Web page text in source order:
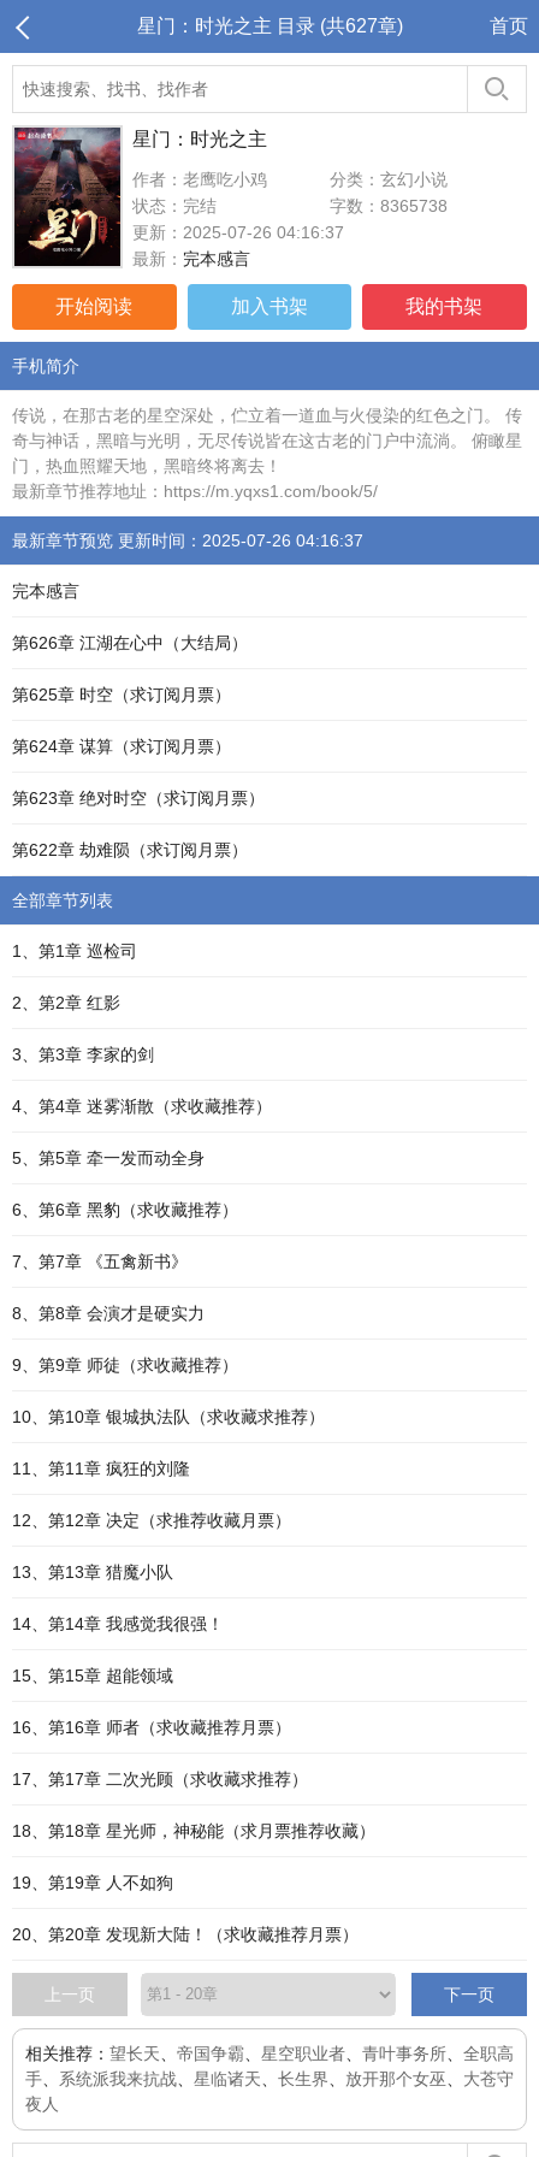
星门：时光之主 目录 (共627章) 首页
星门：时光之主
作者：老鹰吃小鸡
分类：玄幻小说
状态：完结
字数：8365738
更新：2025-07-26 04:16:37
最新： 完本感言
开始阅读 加入书架 我的书架
手机简介
传说，在那古老的星空深处，伫立着一道血与火侵染的红色之门。 传
奇与神话，黑暗与光明，无尽传说皆在这古老的门户中流淌。 俯瞰星
门，热血照耀天地，黑暗终将离去！
最新章节推荐地址：https://m.yqxs1.com/book/5/
最新章节预览 更新时间：2025-07-26 04:16:37
完本感言
第626章 江湖在心中（大结局）
第625章 时空（求订阅月票）
第624章 谋算（求订阅月票）
第623章 绝对时空（求订阅月票）
第622章 劫难陨（求订阅月票）
全部章节列表
1、第1章 巡检司
2、第2章 红影
3、第3章 李家的剑
4、第4章 迷雾渐散（求收藏推荐）
5、第5章 牵一发而动全身
6、第6章 黑豹（求收藏推荐）
7、第7章 《五禽新书》
8、第8章 会演才是硬实力
9、第9章 师徒（求收藏推荐）
10、第10章 银城执法队（求收藏求推荐）
11、第11章 疯狂的刘隆
12、第12章 决定（求推荐收藏月票）
13、第13章 猎魔小队
14、第14章 我感觉我很强！
15、第15章 超能领域
16、第16章 师者（求收藏推荐月票）
17、第17章 二次光顾（求收藏求推荐）
18、第18章 星光师，神秘能（求月票推荐收藏）
19、第19章 人不如狗
20、第20章 发现新大陆！（求收藏推荐月票）
上一页 下一页
相关推荐： 望长天 帝国争霸 星空职业者 青叶事务所
全职高
手
系统派我来抗战 星临诸天 长生界 放开那个女巫
大苍守
夜人